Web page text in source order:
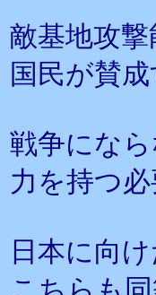
敵基地攻
国民が賛
戦争にな
力を持つ必
日本に向